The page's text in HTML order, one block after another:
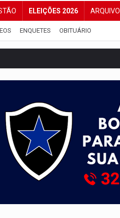
ELEIÇÕES 2026 ARQUIVO
ENQUETES OBITUÁRIO
na BR
Velho
de integrar equipe
da Penha